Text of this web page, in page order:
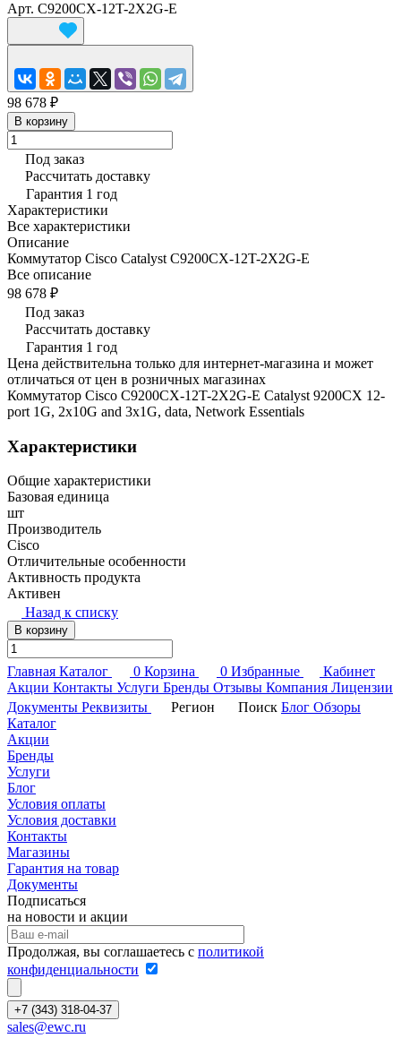
Арт. C9200CX-12T-2X2G-E
98 678 ₽
В корзину
Под заказ
Рассчитать доставку
Гарантия 1 год
Характеристики
Все характеристики
Описание
Коммутатор Cisco Catalyst C9200CX-12T-2X2G-E
Все описание
98 678 ₽
Под заказ
Рассчитать доставку
Гарантия 1 год
Цена действительна только для интернет-магазина и может
отличаться от цен в розничных магазинах
Коммутатор Cisco C9200CX-12T-2X2G-E Catalyst 9200CX 12-
port 1G, 2x10G and 3x1G, data, Network Essentials
Характеристики
Общие характеристики
Базовая единица
шт
Производитель
Cisco
Отличительные особенности
Активность продукта
Активен
Назад к списку
В корзину
Главная Каталог 0 Корзина 0 Избранные
Кабинет
Акции Контакты Услуги Бренды Отзывы Компания Лицензии
Документы Реквизиты Регион Поиск Блог Обзоры
Каталог
Акции
Бренды
Услуги
Блог
Условия оплаты
Условия доставки
Контакты
Магазины
Гарантия на товар
Документы
Подписаться
на новости и акции
Продолжая, вы соглашаетесь с политикой
конфиденциальности
+7 (343) 318-04-37
sales@ewc.ru